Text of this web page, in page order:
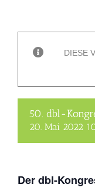
DIESE
50. dbl-
20. Mai 2022
Der dbl-